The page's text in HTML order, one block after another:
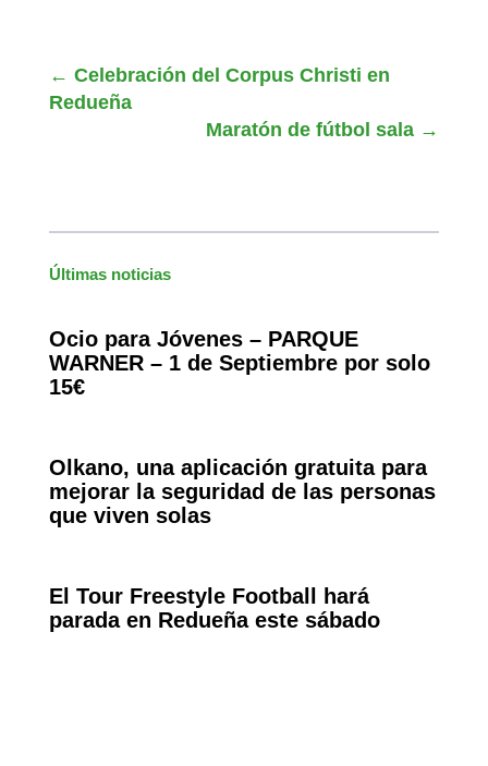
← Celebración del Corpus Christi en
Redueña
Maratón de fútbol sala →
Últimas noticias
Ocio para Jóvenes – PARQUE
WARNER – 1 de Septiembre por solo
15€
Olkano, una aplicación gratuita para
mejorar la seguridad de las personas
que viven solas
El Tour Freestyle Football hará
parada en Redueña este sábado